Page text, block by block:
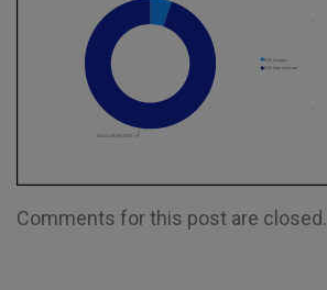
Comments for this post are closed.